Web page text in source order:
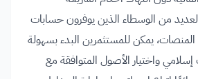
من الوسطاء الذين يوفرون حسابات
المنصات، يمكن للمستثمرين البدء بسهولة
واختيار الأصول المتوافقة مع